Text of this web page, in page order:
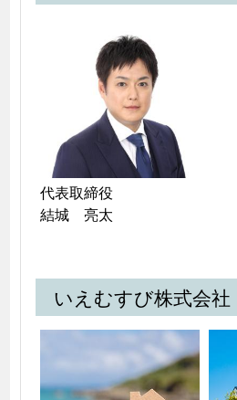
代表取締役
結城　亮太
いえむすび株式会社